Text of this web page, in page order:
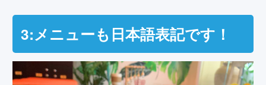
3:メニューも日本語表記です！